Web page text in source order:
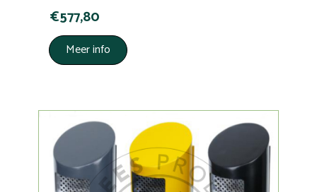
€577,80
Meer info